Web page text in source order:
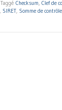
Taggé Checksum Clef de
SIRET Somme de contrôle